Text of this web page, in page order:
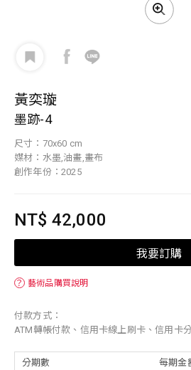
黃奕璇
墨跡-4
尺寸：70x60 cm
媒材：水墨,油畫,畫布
創作年份：2025
NT$ 42,000
我要訂購
？ 藝術品購買說明
付款方式：
ATM轉帳付款、信用卡線上刷卡、信用卡
分期數 每期金